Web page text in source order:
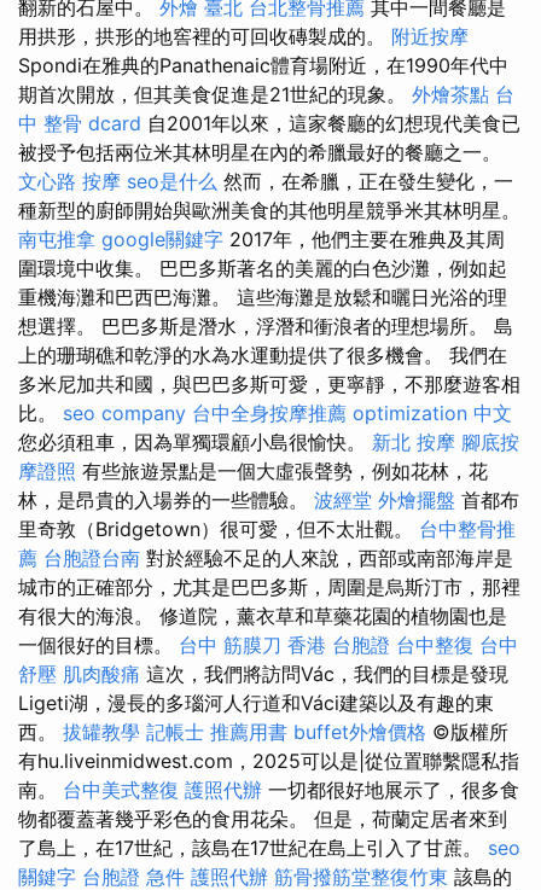
翻新的石屋中。 外燴 臺北 台北整骨推薦 其中一間餐廳是
用拱形，拱形的地窖裡的可回收磚製成的。 附近按摩
Spondi在雅典的Panathenaic體育場附近，在1990年代中
期首次開放，但其美食促進是21世紀的現象。 外燴茶點 台
中 整骨 dcard 自2001年以來，這家餐廳的幻想現代美食已
被授予包括兩位米其林明星在內的希臘最好的餐廳之一。
文心路 按摩 seo是什么 然而，在希臘，正在發生變化，一
種新型的廚師開始與歐洲美食的其他明星競爭米其林明星。
南屯推拿 google關鍵字 2017年，他們主要在雅典及其周
圍環境中收集。 巴巴多斯著名的美麗的白色沙灘，例如起
重機海灘和巴西巴海灘。 這些海灘是放鬆和曬日光浴的理
想選擇。 巴巴多斯是潛水，浮潛和衝浪者的理想場所。 島
上的珊瑚礁和乾淨的水為水運動提供了很多機會。 我們在
多米尼加共和國，與巴巴多斯可愛，更寧靜，不那麼遊客相
比。 seo company 台中全身按摩推薦 optimization 中文
您必須租車，因為單獨環顧小島很愉快。 新北 按摩 腳底按
摩證照 有些旅遊景點是一個大虛張聲勢，例如花林，花
林，是昂貴的入場券的一些體驗。 波經堂 外燴擺盤 首都布
里奇敦（Bridgetown）很可愛，但不太壯觀。 台中整骨推
薦 台胞證台南 對於經驗不足的人來說，西部或南部海岸是
城市的正確部分，尤其是巴巴多斯，周圍是烏斯汀市，那裡
有很大的海浪。 修道院，薰衣草和草藥花園的植物園也是
一個很好的目標。 台中 筋膜刀 香港 台胞證 台中整復 台中
舒壓 肌肉酸痛 這次，我們將訪問Vác，我們的目標是發現
Ligeti湖，漫長的多瑙河人行道和Váci建築以及有趣的東
西。 拔罐教學 記帳士 推薦用書 buffet外燴價格 ©版權所
有hu.liveinmidwest.com，2025可以是|從位置聯繫隱私指
南。 台中美式整復 護照代辦 一切都很好地展示了，很多食
物都覆蓋著幾乎彩色的食用花朵。 但是，荷蘭定居者來到
了島上，在17世紀，該島在17世紀在島上引入了甘蔗。 seo
關鍵字 台胞證 急件 護照代辦 筋骨撥筋堂整復竹東 該島的